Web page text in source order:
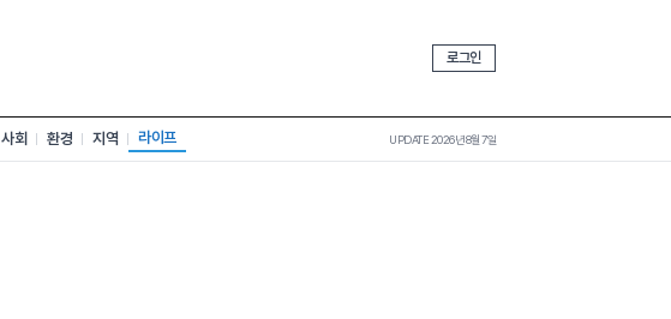
로그인
사회 환경 지역 라이프 UPDATE 2026년 8월 7일